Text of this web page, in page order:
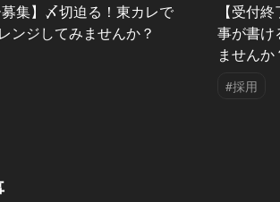
募集】〆切迫る！東カレで
ンジしてみませんか？
【受付
事が書け
ませんか
#採用